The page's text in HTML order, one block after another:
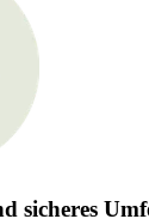
sicheres